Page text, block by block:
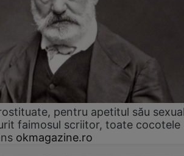
pentru apetitul său
faimosul scriitor, toate cocotele
okmagazine.ro